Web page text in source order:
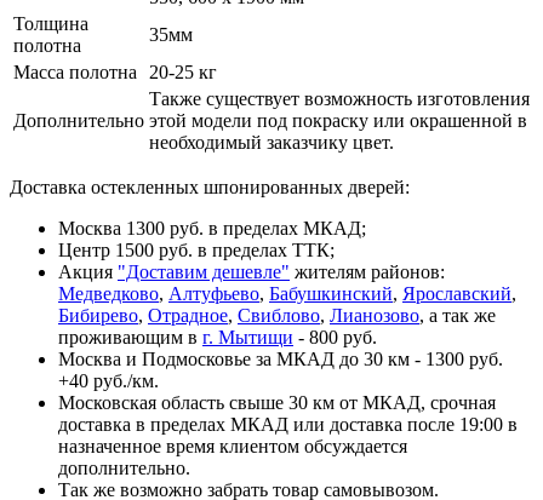
Толщина
полотна
35мм
Масса полотна
20-25 кг
Дополнительно
Также существует возможность изготовления
этой модели под покраску или окрашенной в
необходимый заказчику цвет.
Доставка остекленных шпонированных дверей:
Москва 1300 руб. в пределах МКАД;
Центр 1500 руб. в пределах ТТК;
Акция "Доставим дешевле" жителям районов:
Медведково, Алтуфьево, Бабушкинский, Ярославский,
Бибирево, Отрадное, Свиблово, Лианозово, а так же
проживающим в г. Мытищи - 800 руб.
Москва и Подмосковье за МКАД до 30 км - 1300 руб.
+40 руб./км.
Московская область свыше 30 км от МКАД, срочная
доставка в пределах МКАД или доставка после 19:00 в
назначенное время клиентом обсуждается
дополнительно.
Так же возможно забрать товар самовывозом.